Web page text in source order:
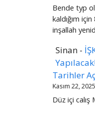
Bende typ
kaldığım
inşallah
Sinan-
Tarihler
Kasım 22, 2025
Düz içi